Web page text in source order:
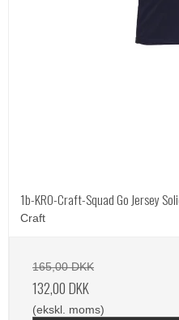
1b-KRO-Craft-Squad Go Jersey
Craft
165,00 DKK
132,00 DKK
(ekskl. moms)